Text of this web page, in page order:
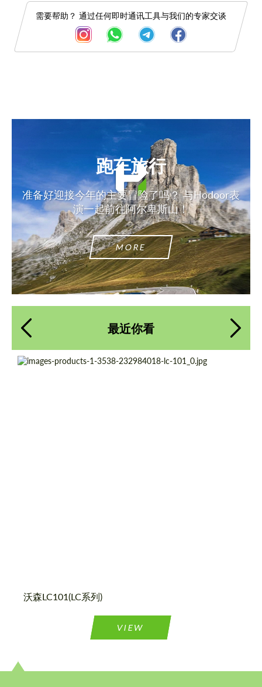
需要帮助？ 通过任何即时通讯工具与我们的专家交谈
跑车旅行
准备好迎接今年的主要冒险了吗？ 与Hodoor表
演一起前往阿尔卑斯山！
MORE
最近你看
沃森LC101(LC系列)
VIEW
Please use this form to fill in some basic
information for your price request. We will
Please use this form to fill in some basic
information for your price request. We will